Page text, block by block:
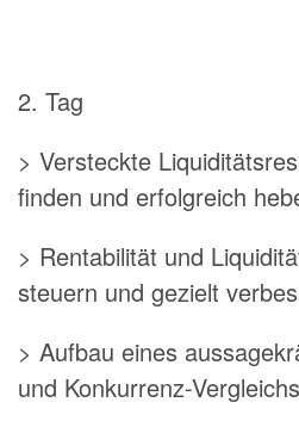
2. Tag
> Versteckte
finden und erfolgreich
> Rentabilität und
steuern und gezielt
> Aufbau eines
und Konkurrenz-Vergleichs